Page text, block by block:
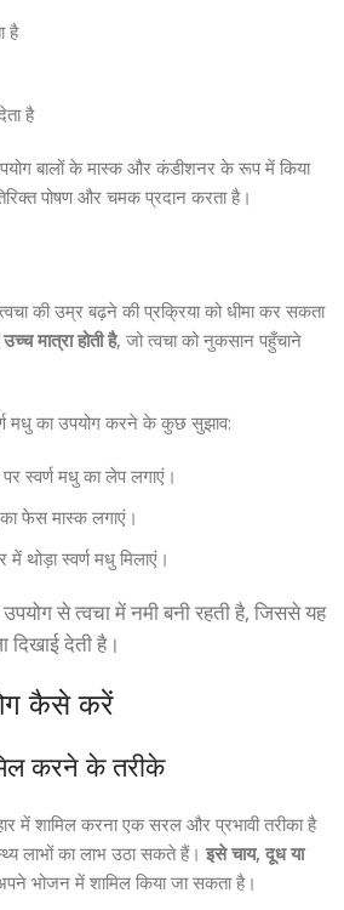
है
है
बालों के मास्क और कंडीशनर के रूप में किया
पोषण और चमक प्रदान करता है।
की उम्र बढ़ने की प्रक्रिया को धीमा कर सकता
मात्रा होती है, जो त्वचा को नुकसान पहुँचाने
मधु का उपयोग करने के कुछ सुझाव:
स्वर्ण मधु का लेप लगाएं।
का फेस मास्क लगाएं।
थोड़ा स्वर्ण मधु मिलाएं।
से त्वचा में नमी बनी रहती है, जिससे यह
दिखाई देती है।
कैसे करें
करने के तरीके
में शामिल करना एक सरल और प्रभावी तरीका है
लाभों का लाभ उठा सकते हैं। इसे चाय, दूध या
भोजन में शामिल किया जा सकता है।